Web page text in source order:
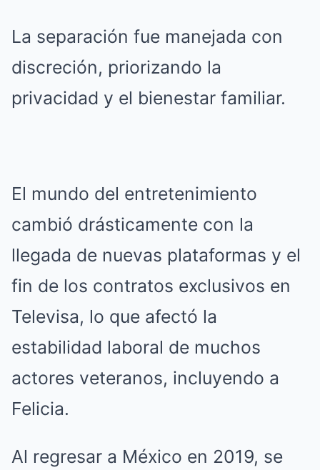
La separación fue manejada con
discreción, priorizando la
privacidad y el bienestar familiar.
El mundo del entretenimiento
cambió drásticamente con la
llegada de nuevas plataformas y el
fin de los contratos exclusivos en
Televisa, lo que afectó la
estabilidad laboral de muchos
actores veteranos, incluyendo a
Felicia.
Al regresar a México en 2019, se